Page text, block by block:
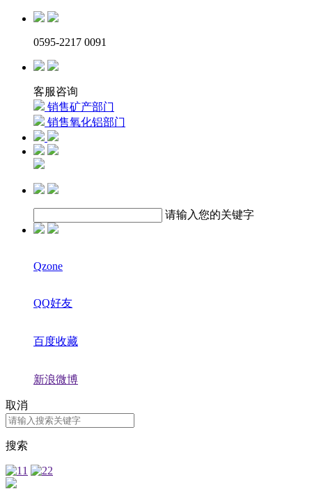
0595-2217 0091
客服咨询
销售矿产部门
销售氧化铝部门
请输入您的关键字
Qzone
QQ好友
百度收藏
新浪微博
取消
搜索